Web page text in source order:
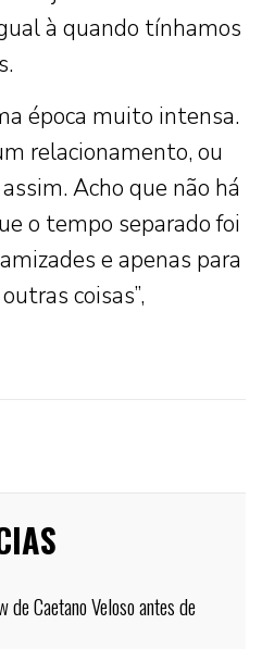
à quando tínhamos
época muito intensa.
relacionamento, ou
Acho que não há
o tempo separado foi
e apenas para
coisas”,
de Caetano Veloso antes de